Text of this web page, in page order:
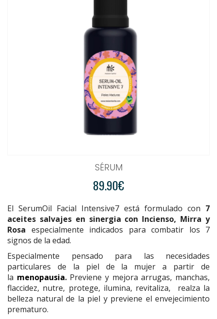
SÉRUM
89.90€
El SerumOil Facial Intensive7 está formulado con 7
aceites salvajes en sinergia con Incienso, Mirra y
Rosa especialmente indicados para combatir los 7
signos de la edad.
Especialmente pensado para las necesidades
particulares de la piel de la mujer a partir de
la menopausia.Previene y mejora arrugas, manchas,
flaccidez, nutre, protege, ilumina, revitaliza, realza la
belleza natural de la piel y previene el envejecimiento
prematuro.